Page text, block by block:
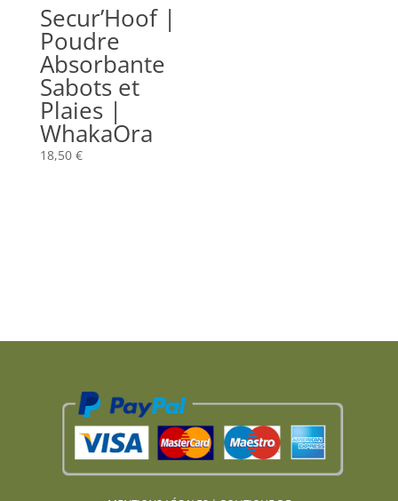
Secur’Hoof |
Poudre
Absorbante
Sabots et
Plaies |
WhakaOra
18,50 €